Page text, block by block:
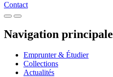
Contact
Navigation principale
Emprunter & Étudier
Collections
Actualités